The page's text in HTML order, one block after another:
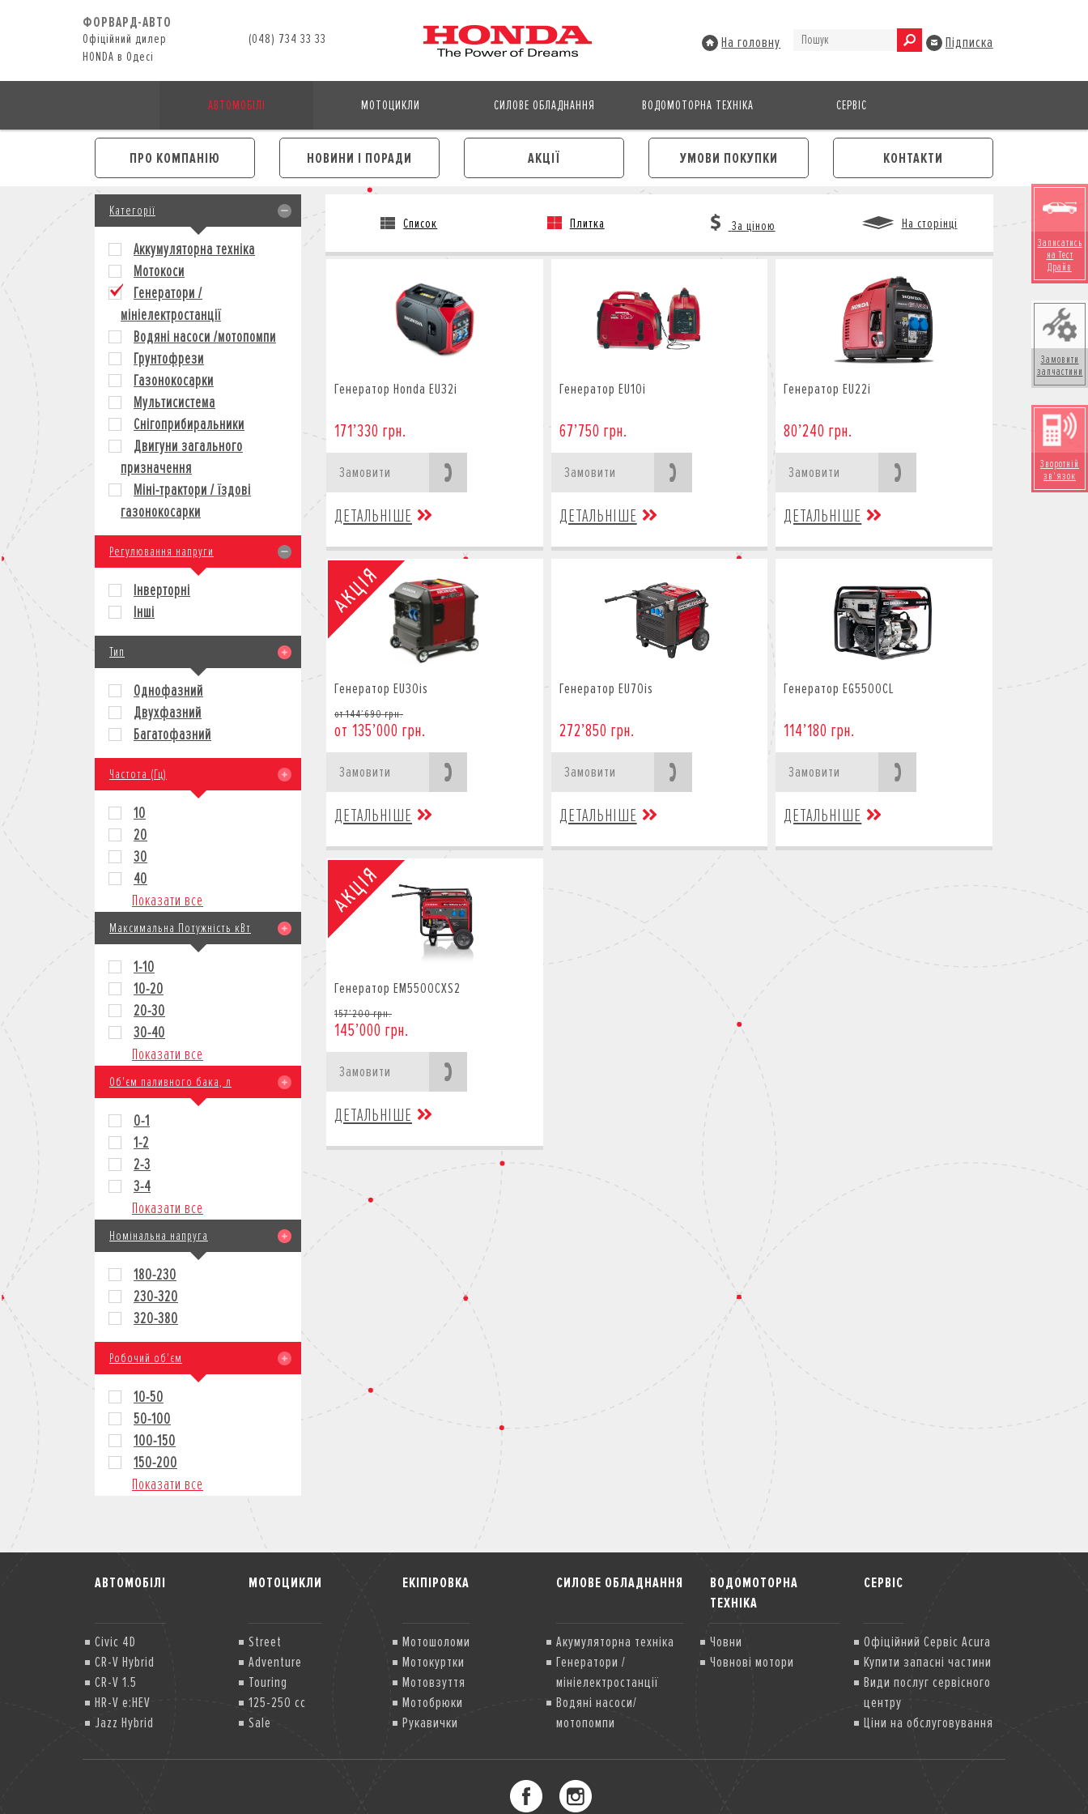
ФОРВАРД-АВТО
Офіційний дилер
HONDA в Одесі
(048) 734 33 33 На головну Підписка
АВТОМОБІЛІ МОТОЦИКЛИ СИЛОВЕ ОБЛАДНАННЯ ВОДОМОТОРНА ТЕХНІКА СЕРВІС
ПРО КОМПАНІЮ НОВИНИ І ПОРАДИ АКЦІЇ УМОВИ ПОКУПКИ
КРЕДИТ
СТРАХУВАННЯ
КОРПОРАТИВНИМ КЛІЄНТАМ
СТРАХУВАННЯ
КОРПОРАТИВНИМ КЛІЄНТАМ
КОНТАКТИ
Записатись
на Тест
Драйв
Замовити
запчастини
Зворотній
зв'язок
Категорії
Аккумуляторна техніка
Мотокоси
Генератори /
мініелектростанції
Водяні насоси /мотопомпи
Грунтофрези
Газонокосарки
Мультисистема
Снігоприбиральники
Двигуни загального
призначення
Міні-трактори / їздові
газонокосарки
Регулювання напруги
Інверторні
Інші
Тип
Однофазний
Двухфазний
Багатофазний
Частота (Гц)
10
20
30
40
Показати все
Максимальна Потужність кВт
1-10
10-20
20-30
30-40
Показати все
Об'єм паливного бака, л
0-1
1-2
2-3
3-4
Показати все
Номінальна напруга
180-230
230-320
320-380
Робочий об'єм
10-50
50-100
100-150
150-200
Показати все
Список Плитка За ціною На сторінці
Генератор Honda EU32i
171’330 грн.
Замовити
ДЕТАЛЬНІШЕ
Генератор EU10i
67’750 грн.
Замовити
ДЕТАЛЬНІШЕ
Генератор EU22i
80’240 грн.
Замовити
ДЕТАЛЬНІШЕ
Генератор EU30is
от 144’690 грн.
от 135’000 грн.
Замовити
ДЕТАЛЬНІШЕ
Генератор EU70is
272’850 грн.
Замовити
ДЕТАЛЬНІШЕ
Генератор EG5500CL
114’180 грн.
Замовити
ДЕТАЛЬНІШЕ
Генератор EM5500CXS2
157’200 грн.
145’000 грн.
Замовити
ДЕТАЛЬНІШЕ
АВТОМОБІЛІ
Civic 4D
CR-V Hybrid
CR-V 1.5
HR-V e:HEV
Jazz Hybrid
Jazz Hybrid Crosstar (2)
МОТОЦИКЛИ
Street
Adventure
Touring
125-250 cc
Sale
ЕКІПІРОВКА
Мотошоломи
Мотокуртки
Мотовзуття
Мотобрюки
Рукавички
СИЛОВЕ ОБЛАДНАННЯ
Акумуляторна техніка
Генератори /
мініелектростанції
Водяні насоси/
мотопомпи
Газонокосарки
Мультисистема
Снігоприбиральники
ВОДОМОТОРНА
ТЕХНІКА
Човни
Човнові мотори
СЕРВІС
Офіційний Сервіс Acura
Купити запасні частини
Види послуг сервісного
центру
Ціни на обслуговування
діагностика